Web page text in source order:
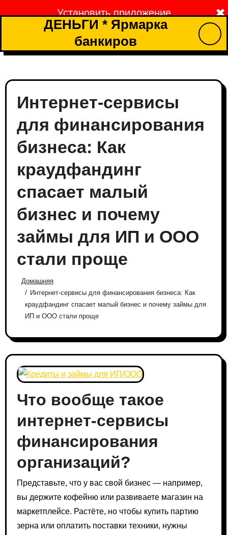
ДЕНЬГИ * Ярмарка
банкиров
Интернет-сервисы
для финансирования
бизнеса: Как
краудфандинг
спасает малый
бизнес и почему
займы для ИП и ООО
стали проще
Домашняя
Интернет-сервисы для финансирования бизнеса: Как
краудфандинг спасает малый бизнес и почему займы для
ИП и ООО стали проще
Что вообще такое
интернет-сервисы
финансирования
организаций?
Представьте, что у вас свой бизнес — например,
вы держите кофейню или развиваете магазин на
маркетплейсе. Растёте, но чтобы купить партию
зерна или оплатить поставки техники, нужны
Установить приложение ✖